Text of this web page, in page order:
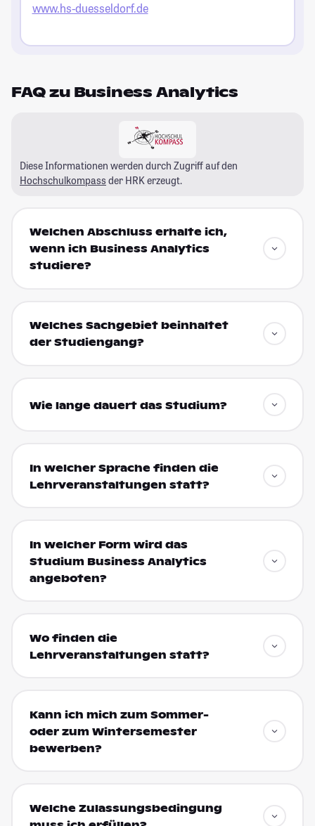
www.hs-duesseldorf.de
FAQ zu Business Analytics
Diese Informationen werden durch Zugriff auf den
Hochschulkompass der HRK erzeugt.
Welchen Abschluss erhalte ich,
wenn ich Business Analytics
studiere?
Welches Sachgebiet beinhaltet
der Studiengang?
Wie lange dauert das Studium?
In welcher Sprache finden die
Lehrveranstaltungen statt?
In welcher Form wird das
Studium Business Analytics
angeboten?
Wo finden die
Lehrveranstaltungen statt?
Kann ich mich zum Sommer-
oder zum Wintersemester
bewerben?
Welche Zulassungsbedingung